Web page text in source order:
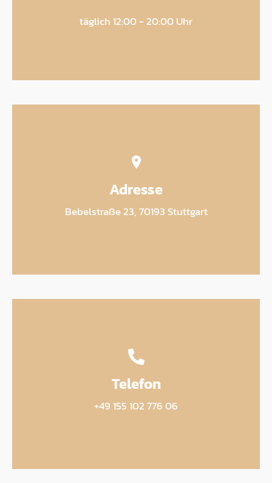
täglich 12:00 - 20:00 Uhr
Adresse
Bebelstraße 23, 70193 Stuttgart
Telefon
+49 155 102 776 06